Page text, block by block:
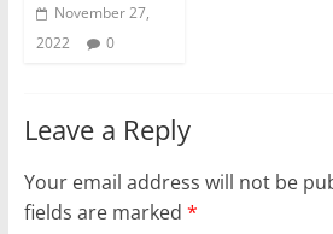
November 27,
2022
0
Leave a Reply
Your email address will not be
fields are marked *